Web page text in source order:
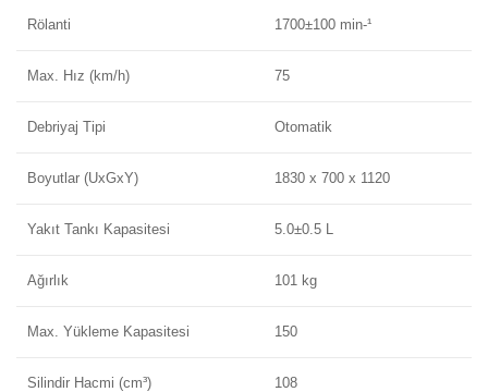
Rölanti 1700±100 min-¹
Max. Hız (km/h) 75
Debriyaj Tipi Otomatik
Boyutlar (UxGxY) 1830 x 700 x 1120
Yakıt Tankı Kapasitesi 5.0±0.5 L
Ağırlık 101 kg
Max. Yükleme Kapasitesi 150
Silindir Hacmi (cm³) 108